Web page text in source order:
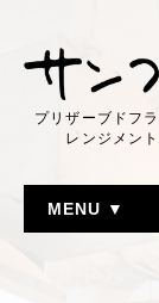
プリザーブドフ
レンジメン
MENU ▼